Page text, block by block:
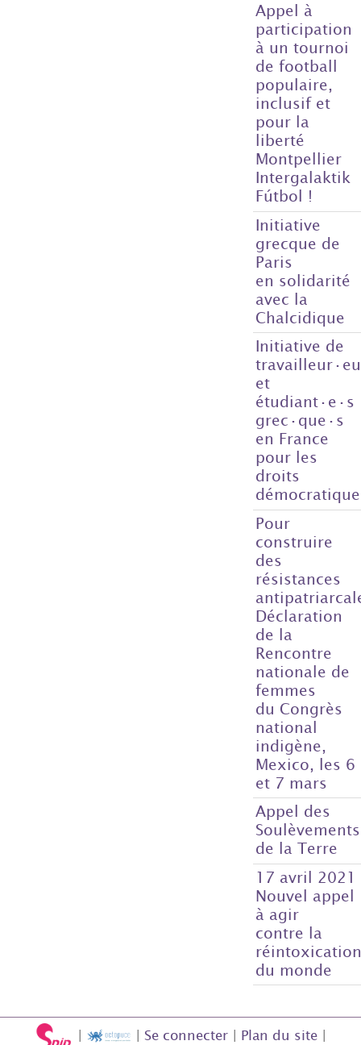
Appel à
participation
à un tournoi
de football
populaire,
inclusif et
pour la
liberté
Montpellier
Intergalaktik
Fútbol !
Initiative
grecque de
Paris
en solidarité
avec la
Chalcidique
Initiative de
et
étudiant·e·s
grec·que·s
en France
pour les
droits
Pour
construire
des
résistances
Déclaration
de la
Rencontre
nationale de
femmes
du Congrès
national
indigène,
Mexico, les 6
et 7 mars
Appel des
Soulèvements
de la Terre
17 avril 2021
Nouvel appel
à agir
contre la
du monde
| | Se connecter | Plan du site |